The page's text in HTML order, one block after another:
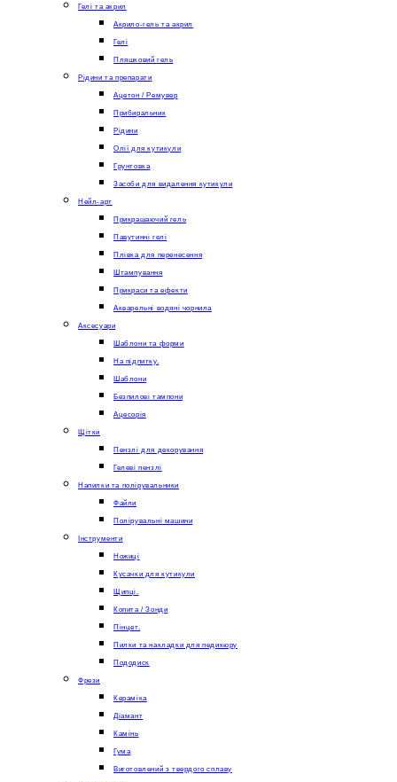
Гелі та акрил
Акрило-гель та акрил
Гелі
Пляшковий гель
Рідини та препарати
Ацетон / Ремувер
Прибиральник
Рідини
Олії для кутикули
Грунтовка
Засоби для видалення кутикули
Нейл-арт
Прикрашаючий гель
Павутинні гелі
Плівка для перенесення
Штампування
Прикраси та ефекти
Акварельні водяні чорнила
Аксесуари
Шаблони та форми
На підпитку.
Шаблони
Безпилові тампони
Ацесорія
Щітки
Пензлі для декорування
Гелеві пензлі
Напилки та полірувальники
Файли
Полірувальні машини
Інструменти
Ножиці
Кусачки для кутикули
Щипці.
Копита / Зонди
Пінцет.
Пилки та накладки для педикюру
Пододиск
Фрези
Кераміка
Діамант
Камінь
Гума
Виготовлений з твердого сплаву